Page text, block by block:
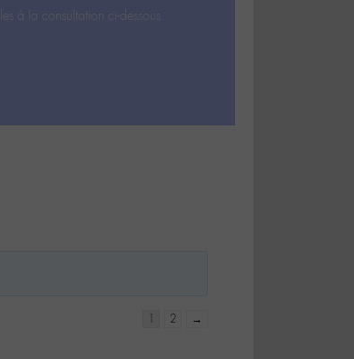
à la consultation ci-dessous.
1 2 →